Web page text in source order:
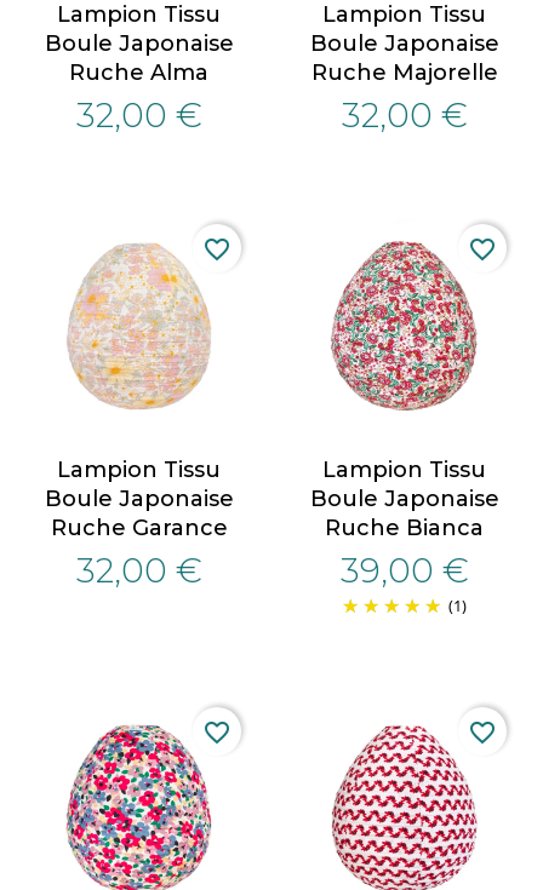
Lampion Tissu
Boule Japonaise
Ruche Alma
32,00 €
Lampion Tissu
Boule Japonaise
Ruche Majorelle
32,00 €
Lampion Tissu
Boule Japonaise
Ruche Garance
32,00 €
favorite_border
Lampion Tissu
Boule Japonaise
Ruche Bianca
39,00 €
(1)
favorite_border
favorite_border favorite_border